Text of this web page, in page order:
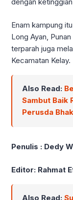
dengan
Enam kampung
Long Ayan,
terparah juga
Kecamatan
Also Read:
Sambut Baik
Perusda
Penulis : Dedy
Editor: Rahmat
Also Read: